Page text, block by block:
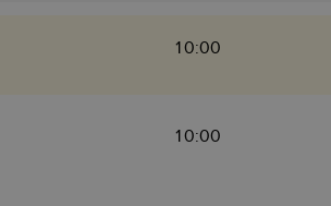
10:00
10:00